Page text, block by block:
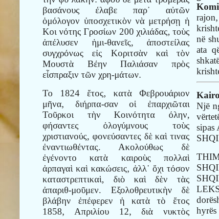
βασάνους έλαβε παρ᾿ αὐτῶν
ὁμόλογον ὑποσχετικὸν νὰ μετρήσῃ ἡ
Κοι νότης Γροσίων 200 χιλιάδας, τοὺς
ἀπέλυσεν ἡμι-θανεῖς, ἀποστείλας
συγχρόνως εἰς Κοριτσὰν καὶ τὸν
Μουστὰ Βέην Παλιάσαν πρὸς
εἶσπραξιν τῶν χρη-μάτων.
Το 1824 ἔτος, κατὰ Φεβρουάριον
μῆνα, διήρπα-σαν οἱ ἐπαρχιῶται
Τοῦρκοι τὴν Κοινότητα όλην,
φήσαντες ὁλογύμνους τοὺς
χριστιανούς, φονεύσαντες δὲ καὶ τινας
ἐναντιωθέντας. Ακολούθως δὲ
ἐγένοντο κατὰ καιροὺς πολλαὶ
ἀρπαγαὶ καὶ κακώσεις, ἀλλ᾿ ὄχι τόσον
καταστρεπτικαὶ, διὸ καὶ δὲν τὰς
ἀπαριθ-μοῦμεν. Εξολοθρευτικὴν δὲ
βλάβην ἐπέφερεν ἡ κατὰ τὸ ἔτος
1858, Απριλίου 12, διὰ νυκτὸς
në
ata
Një
hyrës